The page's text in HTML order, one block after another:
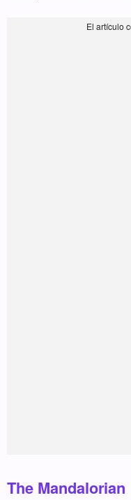
The Mandalorian